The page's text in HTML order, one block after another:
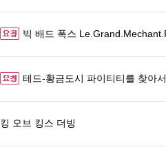
빅 배드 폭스
테드-황금도시 파이티티를 찾아
킹 오브 킹스 더빙